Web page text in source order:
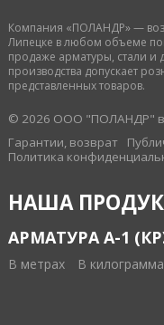
Компания «ПОЛАНДР» —
Липецке в любом объеме
продаже арматуры, стали и
производства допускает
представленных товаров.
© 2026 ООО "ПОЛАНДР"
Гарантии, возврат
Политика
НАША
АРМАТУРА А-1
В метрах В